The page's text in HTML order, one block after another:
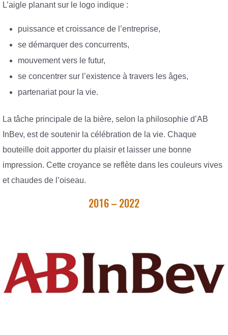
L’aigle planant sur le logo indique :
puissance et croissance de l’entreprise,
se démarquer des concurrents,
mouvement vers le futur,
se concentrer sur l’existence à travers les âges,
partenariat pour la vie.
La tâche principale de la bière, selon la philosophie d’AB
InBev, est de soutenir la célébration de la vie. Chaque
bouteille doit apporter du plaisir et laisser une bonne
impression. Cette croyance se reflète dans les couleurs vives
et chaudes de l’oiseau.
2016 – 2022